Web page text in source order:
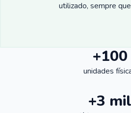
utilizado, sempre
+100
unidades
+3 mil